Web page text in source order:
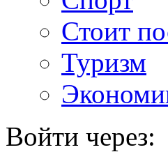
Стоит
Туризм
Войти через: